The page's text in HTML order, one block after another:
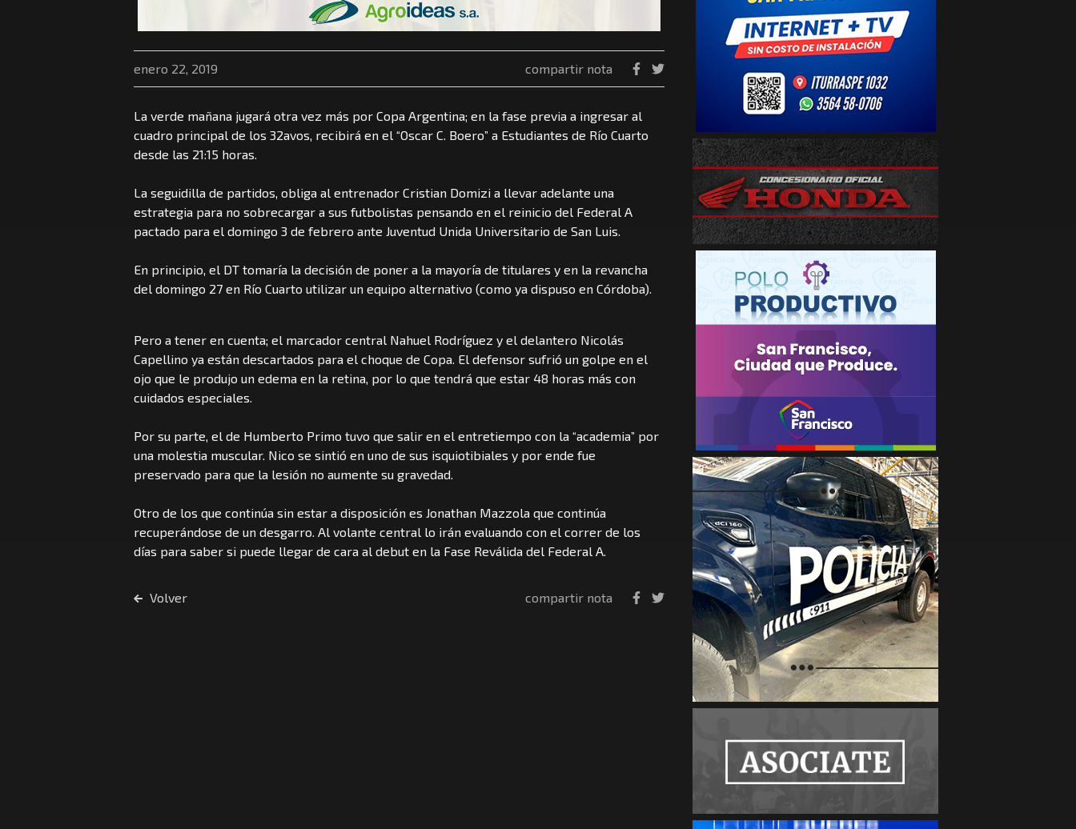
enero 22, 2019 compartir nota
La verde mañana jugará otra vez más por Copa Argentina; en la fase previa a ingresar al
cuadro principal de los 32avos, recibirá en el “Oscar C. Boero” a Estudiantes de Río Cuarto
desde las 21:15 horas.
La seguidilla de partidos, obliga al entrenador Cristian Domizi a llevar adelante una
estrategia para no sobrecargar a sus futbolistas pensando en el reinicio del Federal A
pactado para el domingo 3 de febrero ante Juventud Unida Universitario de San Luis.
En principio, el DT tomaría la decisión de poner a la mayoría de titulares y en la revancha
del domingo 27 en Río Cuarto utilizar un equipo alternativo (como ya dispuso en Córdoba).
Pero a tener en cuenta; el marcador central Nahuel Rodríguez y el delantero Nicolás
Capellino ya están descartados para el choque de Copa. El defensor sufrió un golpe en el
ojo que le produjo un edema en la retina, por lo que tendrá que estar 48 horas más con
cuidados especiales.
Por su parte, el de Humberto Primo tuvo que salir en el entretiempo con la “academia” por
una molestia muscular. Nico se sintió en uno de sus isquiotibiales y por ende fue
preservado para que la lesión no aumente su gravedad.
Otro de los que continúa sin estar a disposición es Jonathan Mazzola que continúa
recuperándose de un desgarro. Al volante central lo irán evaluando con el correr de los
días para saber si puede llegar de cara al debut en la Fase Reválida del Federal A.
Volver compartir nota